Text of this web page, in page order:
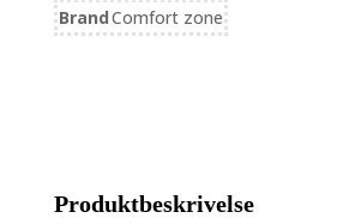
Face
Cream
BrandComfort zone
Produktbeskrivelse